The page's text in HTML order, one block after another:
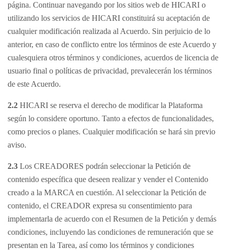
página. Continuar navegando por los sitios web de HICARI o
utilizando los servicios de HICARI constituirá su aceptación de
cualquier modificación realizada al Acuerdo. Sin perjuicio de lo
anterior, en caso de conflicto entre los términos de este Acuerdo y
cualesquiera otros términos y condiciones, acuerdos de licencia de
usuario final o políticas de privacidad, prevalecerán los términos
de este Acuerdo.
2.2 HICARI se reserva el derecho de modificar la Plataforma
según lo considere oportuno. Tanto a efectos de funcionalidades,
como precios o planes. Cualquier modificación se hará sin previo
aviso.
2.3 Los CREADORES podrán seleccionar la Petición de
contenido específica que deseen realizar y vender el Contenido
creado a la MARCA en cuestión. Al seleccionar la Petición de
contenido, el CREADOR expresa su consentimiento para
implementarla de acuerdo con el Resumen de la Petición y demás
condiciones, incluyendo las condiciones de remuneración que se
presentan en la Tarea, así como los términos y condiciones